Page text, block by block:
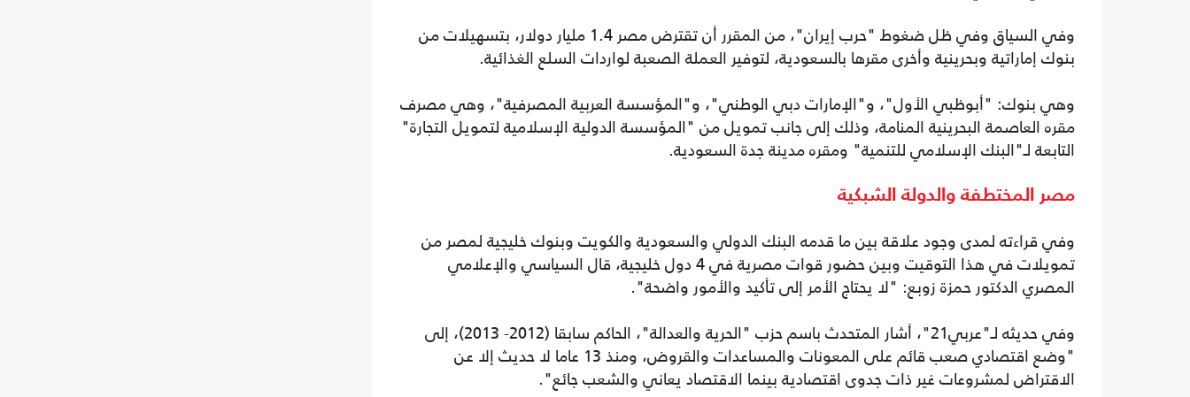
وفي السياق وفي ظل ضغوط "حرب إيران"، من المقرر أن تقترض مصر 1.4 مليار دولار، بتسهيلات من
بنوك إماراتية وبحرينية وأخرى مقرها بالسعودية، لتوفير العملة الصعبة لواردات السلع الغذائية.
وهي بنوك: "أبوظبي الأول"، و"الإمارات دبي الوطني"، و"المؤسسة العربية المصرفية"، وهي مصرف
مقره العاصمة البحرينية المنامة، وذلك إلى جانب تمويل من "المؤسسة الدولية الإسلامية لتمويل التجارة"
التابعة لـ"البنك الإسلامي للتنمية" ومقره مدينة جدة السعودية.
مصر المختطفة والدولة الشبكية
وفي قراءته لمدى وجود علاقة بين ما قدمه البنك الدولي والسعودية والكويت وبنوك خليجية لمصر من
تمويلات في هذا التوقيت وبين حضور قوات مصرية في 4 دول خليجية، قال السياسي والإعلامي
المصري الدكتور حمزة زوبع: "لا يحتاج الأمر إلى تأكيد والأمور واضحة".
وفي حديثه لـ"عربي21"، أشار المتحدث باسم حزب "الحرية والعدالة"، الحاكم سابقا (2012- 2013)، إلى
"وضع اقتصادي صعب قائم على المعونات والمساعدات والقروض، ومنذ 13 عاما لا حديث إلا عن
الاقتراض لمشروعات غير ذات جدوى اقتصادية بينما الاقتصاد يعاني والشعب جائع".